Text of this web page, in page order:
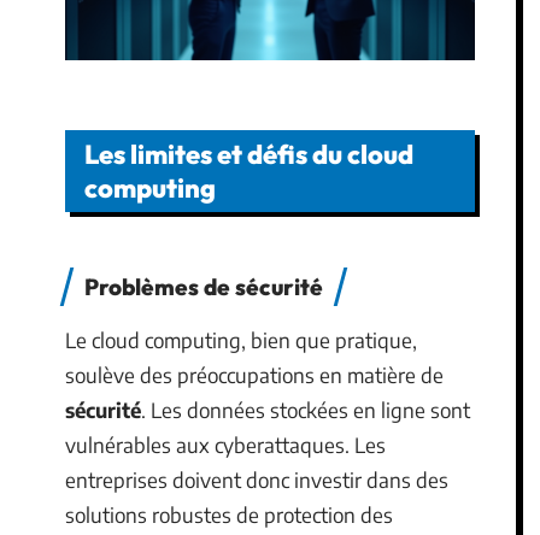
Les limites et défis du cloud
computing
Problèmes de sécurité
Le cloud computing, bien que pratique,
soulève des préoccupations en matière de
sécurité. Les données stockées en ligne sont
vulnérables aux cyberattaques. Les
entreprises doivent donc investir dans des
solutions robustes de protection des